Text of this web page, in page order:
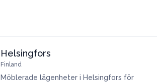
Helsingfors
Finland
Möblerade lägenheter i Helsingfors för